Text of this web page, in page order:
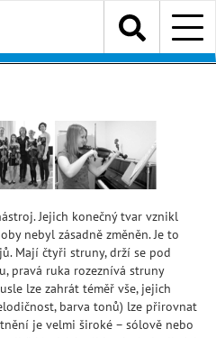
Menu
Jejich konečný tvar vznikl
nebyl zásadně změněn. Je to
Mají čtyři struny, drží se pod
pravá ruka rozeznívá struny
lze zahrát téměř vše, jejich
barva tonů) lze přirovnat
je velmi široké – sólově nebo